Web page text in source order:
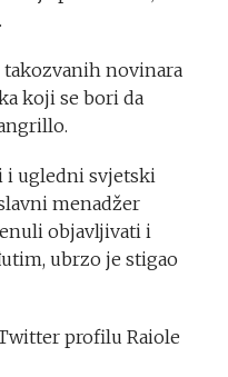
novinara
koji se bori da
i ugledni svjetski
menadžer
objavljivati i
ubrzo je stigao
profilu Raiole